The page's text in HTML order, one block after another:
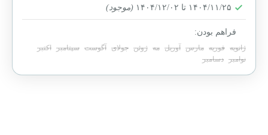
اسپانیا ,ایتالیا ,بارسلون, رم
15-20 People
۱۴۰۴/۱۱/۲۵ تا ۱۴۰۴/۱۲/۰۲ (موجود)
فراهم بودن:
ژانویه فوریه مارس آوریل مه ژوئن جولای آگوست سپتامبر اکتبر
نوامبر دسامبر